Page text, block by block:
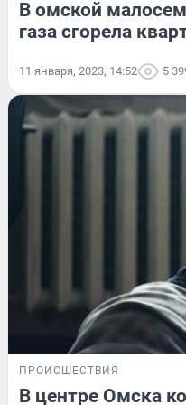
В омской
газа сгорела
11 января, 2023, 14:52 5
ПРОИСШЕСТВИЯ
В центре Омска